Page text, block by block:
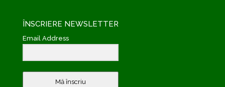
ÎNSCRIERE NEWSLETTER
Email Address
Mă înscriu